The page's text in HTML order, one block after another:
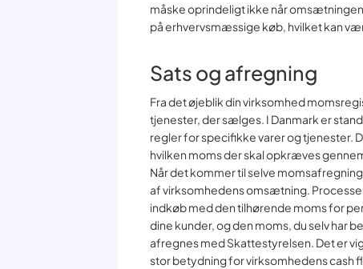
måske oprindeligt ikke når
på erhvervsmæssige køb, hvilket kan
Sats og afregning
Fra det øjeblik din virksomhed
tjenester, der sælges. I Danmark er
regler for specifikke varer og tjenester.
hvilken moms der skal opkræves
Når det kommer til selve
af virksomhedens omsætning.
indkøb med den tilhørende moms for
dine kunder, og den moms, du selv har
afregnes med Skattestyrelsen. Det er
stor betydning for virksomhedens cash